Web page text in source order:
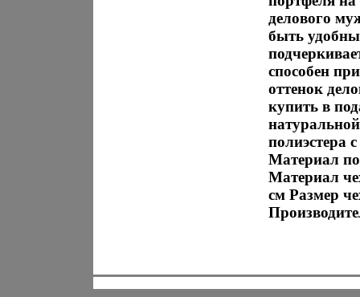
делового
быть
способен
оттенок
купить в
полиэстера
Материал
Материал
см Размер